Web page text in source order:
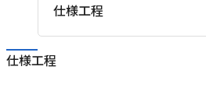
仕様工程
仕様工程